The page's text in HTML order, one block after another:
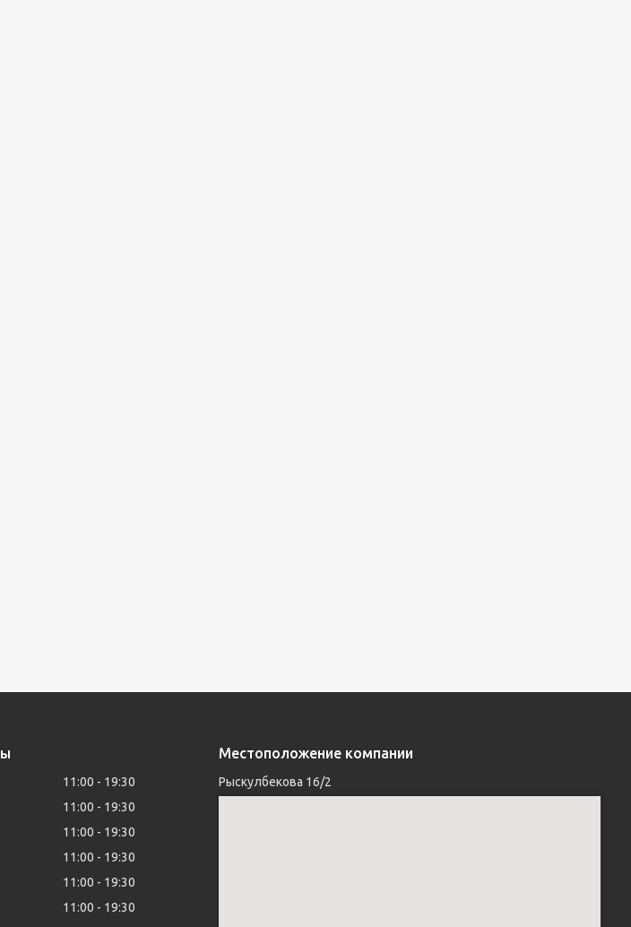
11:00
19:30
11:00
19:30
11:00
19:30
11:00
19:30
11:00
19:30
11:00
19:30
Местоположение компании
Рыскулбекова 16/2